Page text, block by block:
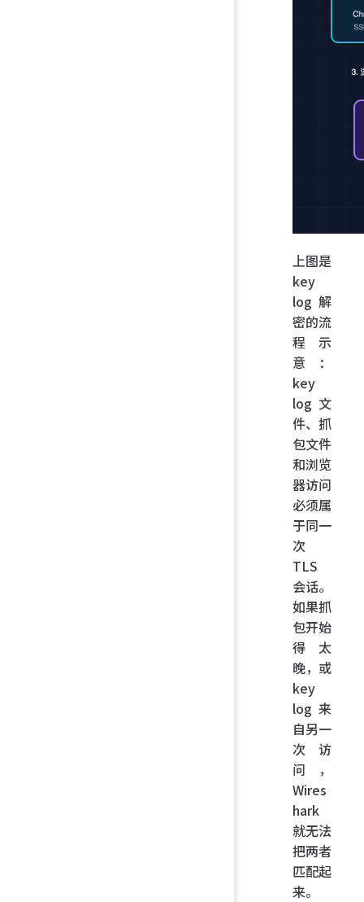
上图是
key
log 解
密的流
程示
意：
key
log 文
件、抓
包文件
和浏览
器访问
必须属
于同一
次
TLS
会话。
如果抓
包开始
得太
晚，或
key
log 来
自另一
次访
问，
Wires
hark
就无法
把两者
匹配起
来。